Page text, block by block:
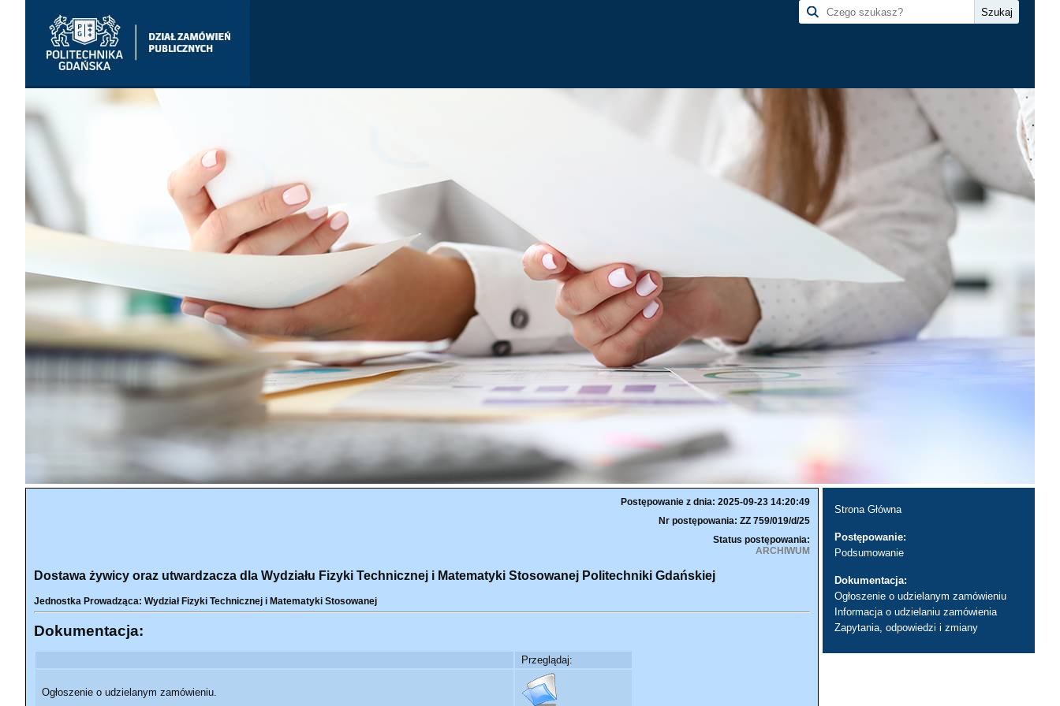
Postępowanie z dnia: 2025-09-23 14:20:49
Nr postępowania: ZZ 759/019/d/25
Status postępowania:
ARCHIWUM
Dostawa żywicy oraz utwardzacza dla Wydziału Fizyki Technicznej i Matematyki Stosowanej Politechniki Gdańskiej
Jednostka Prowadząca: Wydział Fizyki Technicznej i Matematyki Stosowanej
Dokumentacja:
Przeglądaj:
Ogłoszenie o udzielanym zamówieniu.
Strona Główna
Postępowanie:
Podsumowanie
Dokumentacja:
Ogłoszenie o udzielanym zamówieniu
Informacja o udzielaniu zamówienia
Zapytania, odpowiedzi i zmiany